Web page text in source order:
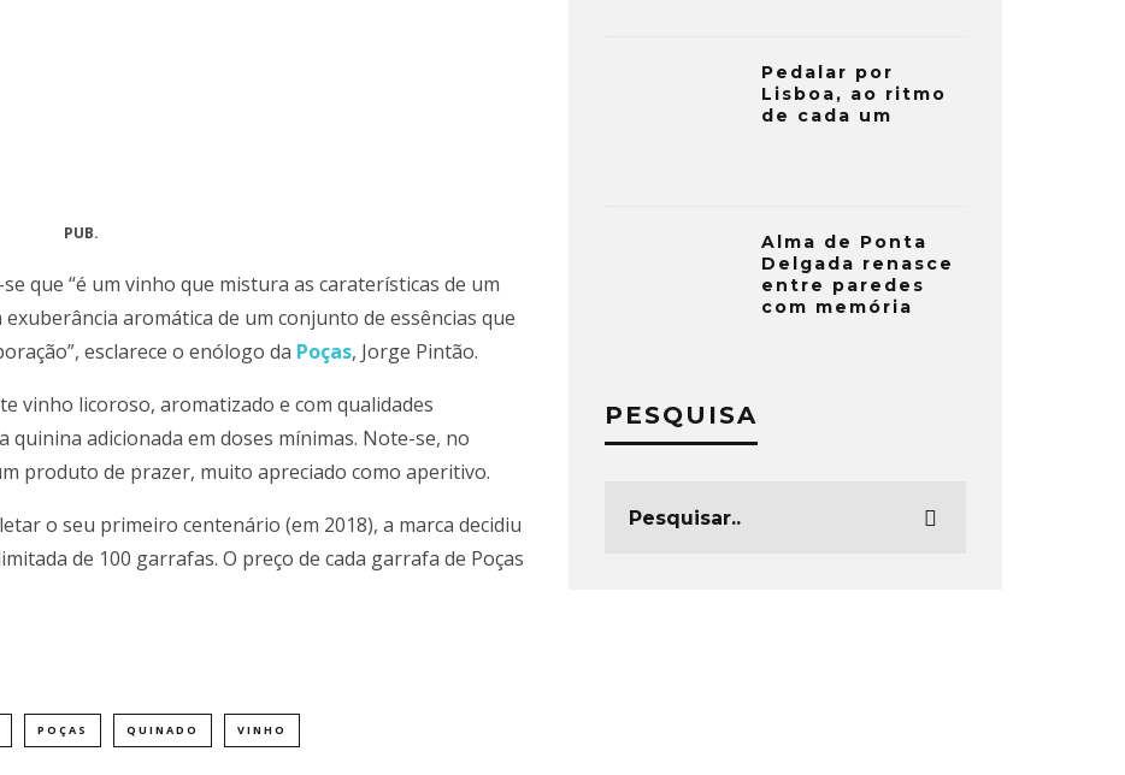
PUB.
que “é um vinho que mistura as caraterísticas de um
aromática de um conjunto de essências que
esclarece o enólogo da Poças, Jorge Pintão.
vinho licoroso, aromatizado e com qualidades
adicionada em doses mínimas. Note-se, no
produto de prazer, muito apreciado como aperitivo.
o seu primeiro centenário (em 2018), a marca decidiu
de 100 garrafas. O preço de cada garrafa de Poças
POÇAS QUINADO VINHO
Pedalar por
Lisboa, ao ritmo
de cada um
Alma de Ponta
Delgada renasce
entre paredes
com memória
PESQUISA